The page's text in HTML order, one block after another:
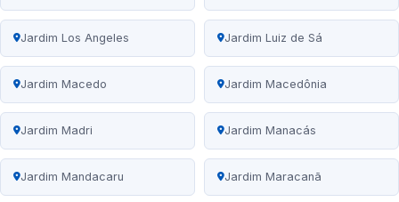
Jardim Los Angeles Jardim Luiz de Sá
Jardim Macedo Jardim Macedônia
Jardim Madri Jardim Manacás
Jardim Mandacaru Jardim Maracanã